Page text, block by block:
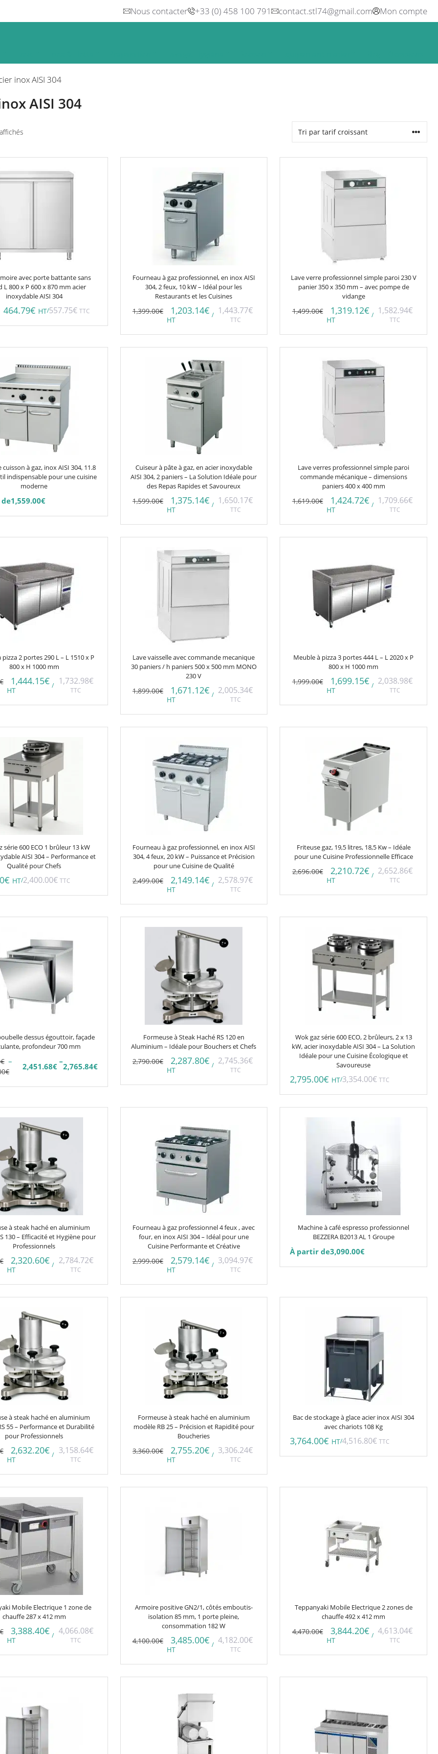
Nous contacter +33 (0) 458 100 791 contact.stl74@gmail.com Mon compte
inox AISI 304
AISI 304
avec porte battante sans
L 800 x P 600 x 870 mm acier
inoxydable AISI 304
464.79€ HT/557.75€ TTC
Fourneau à gaz professionnel, en inox AISI
304, 2 feux, 10 kW – Idéal pour les
Restaurants et les Cuisines
1,399.00€ 1,203.14€
HT
/ 1,443.77€
TTC
Lave verre professionnel simple paroi 230 V
panier 350 x 350 mm – avec pompe de
vidange
1,499.00€ 1,319.12€
HT
/ 1,582.94€
TTC
cuisson à gaz, inox AISI 304, 11.8
indispensable pour une cuisine
moderne
1,559.00€
Cuiseur à pâte à gaz, en acier inoxydable
AISI 304, 2 paniers – La Solution Idéale pour
des Repas Rapides et Savoureux
1,599.00€ 1,375.14€
HT
/ 1,650.17€
TTC
Lave verres professionnel simple paroi
commande mécanique – dimensions
paniers 400 x 400 mm
1,619.00€ 1,424.72€
HT
/ 1,709.66€
TTC
2 portes 290 L – L 1510 x P
800 x H 1000 mm
€ 1,444.15€
HT
/ 1,732.98€
TTC
Lave vaisselle avec commande mecanique
30 paniers / h paniers 500 x 500 mm MONO
230 V
1,899.00€ 1,671.12€
HT
/ 2,005.34€
TTC
Meuble à pizza 3 portes 444 L – L 2020 x P
800 x H 1000 mm
1,999.00€ 1,699.15€
HT
/ 2,038.98€
TTC
série 600 ECO 1 brûleur 13 kW
AISI 304 – Performance et
Qualité pour Chefs
€ HT/2,400.00€ TTC
Fourneau à gaz professionnel, en inox AISI
304, 4 feux, 20 kW – Puissance et Précision
pour une Cuisine de Qualité
2,499.00€ 2,149.14€
HT
/ 2,578.97€
TTC
Friteuse gaz, 19,5 litres, 18,5 Kw – Idéale
pour une Cuisine Professionnelle Efficace
2,696.00€ 2,210.72€
HT
/ 2,652.86€
TTC
dessus égouttoir, façade
profondeur 700 mm
€ –
€Plage
3,143.00€
2,451.68€
–
2,765.84€
Formeuse à Steak Haché RS 120 en
Aluminium – Idéale pour Bouchers et Chefs
2,790.00€ 2,287.80€
HT
/ 2,745.36€
TTC
Wok gaz série 600 ECO, 2 brûleurs, 2 x 13
kW, acier inoxydable AISI 304 – La Solution
Idéale pour une Cuisine Écologique et
Savoureuse
2,795.00€ HT/3,354.00€ TTC
à steak haché en aluminium
130 – Efficacité et Hygiène pour
Professionnels
€ 2,320.60€
HT
/ 2,784.72€
TTC
Fourneau à gaz professionnel 4 feux , avec
four, en inox AISI 304 – Idéal pour une
Cuisine Performante et Créative
2,999.00€ 2,579.14€
HT
/ 3,094.97€
TTC
Machine à café espresso professionnel
BEZZERA B2013 AL 1 Groupe
À partir de3,090.00€
choisies
page
à steak haché en aluminium
55 – Performance et Durabilité
pour Professionnels
€ 2,632.20€
HT
/ 3,158.64€
TTC
Formeuse à steak haché en aluminium
modèle RB 25 – Précision et Rapidité pour
Boucheries
3,360.00€ 2,755.20€
HT
/ 3,306.24€
TTC
Bac de stockage à glace acier inox AISI 304
avec chariots 108 Kg
3,764.00€ HT/4,516.80€ TTC
Mobile Electrique 1 zone de
chauffe 287 x 412 mm
€ 3,388.40€
HT
/ 4,066.08€
TTC
Armoire positive GN2/1, côtés emboutis-
isolation 85 mm, 1 porte pleine,
consommation 182 W
4,100.00€ 3,485.00€
HT
/ 4,182.00€
TTC
Teppanyaki Mobile Electrique 2 zones de
chauffe 492 x 412 mm
4,470.00€ 3,844.20€
HT
/ 4,613.04€
TTC